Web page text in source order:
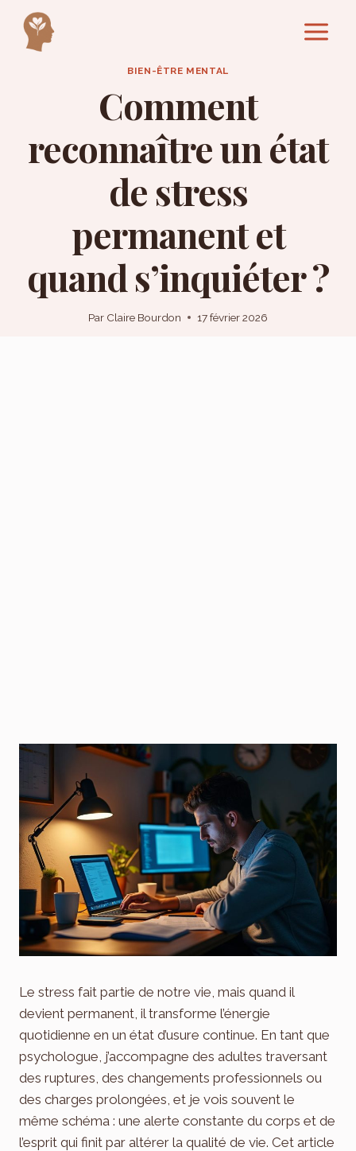
contenu
BIEN-ÊTRE MENTAL
Comment
reconnaître un état
de stress
permanent et
quand s’inquiéter ?
Par Claire Bourdon 17 février 2026
Le stress fait partie de notre vie, mais quand il
devient permanent, il transforme l’énergie
quotidienne en un état d’usure continue. En tant que
psychologue, j’accompagne des adultes traversant
des ruptures, des changements professionnels ou
des charges prolongées, et je vois souvent le
même schéma : une alerte constante du corps et de
l’esprit qui finit par altérer la qualité de vie. Cet article